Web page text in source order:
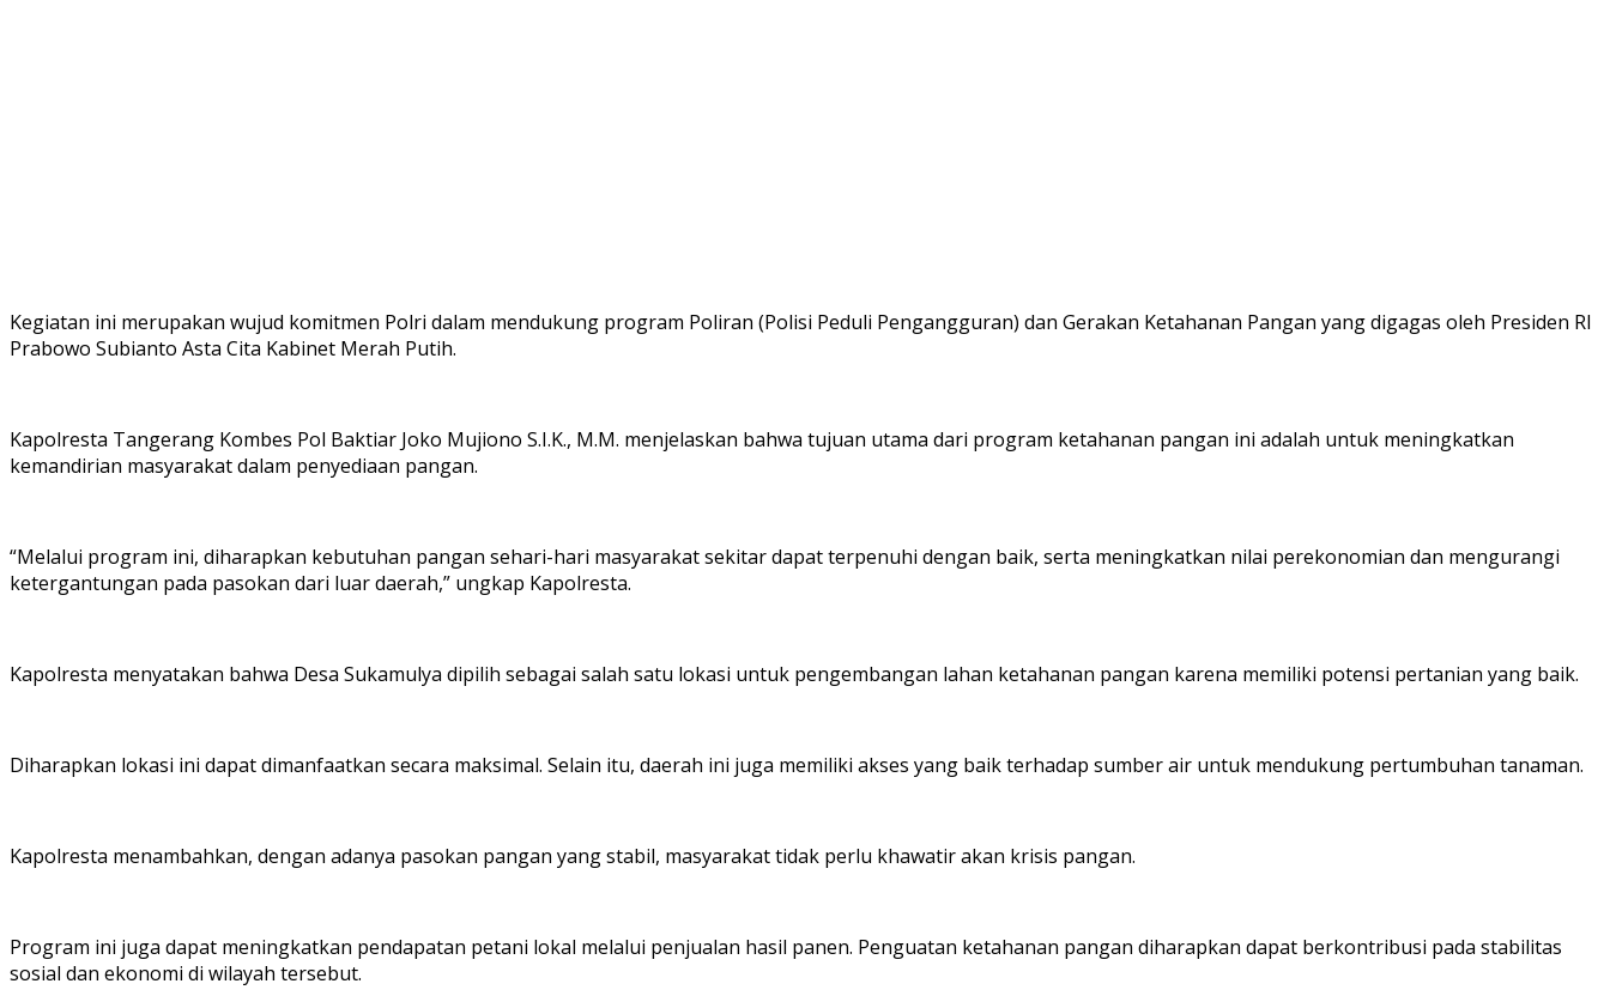
Kegiatan ini merupakan wujud komitmen Polri dalam mendukung program Poliran (Polisi Peduli Pengangguran) dan Gerakan Ketahanan Pangan yang digagas oleh Presiden RI
Prabowo Subianto Asta Cita Kabinet Merah Putih.
Kapolresta Tangerang Kombes Pol Baktiar Joko Mujiono S.I.K., M.M. menjelaskan bahwa tujuan utama dari program ketahanan pangan ini adalah untuk meningkatkan
kemandirian masyarakat dalam penyediaan pangan.
“Melalui program ini, diharapkan kebutuhan pangan sehari-hari masyarakat sekitar dapat terpenuhi dengan baik, serta meningkatkan nilai perekonomian dan mengurangi
ketergantungan pada pasokan dari luar daerah,” ungkap Kapolresta.
Kapolresta menyatakan bahwa Desa Sukamulya dipilih sebagai salah satu lokasi untuk pengembangan lahan ketahanan pangan karena memiliki potensi pertanian yang baik.
Diharapkan lokasi ini dapat dimanfaatkan secara maksimal. Selain itu, daerah ini juga memiliki akses yang baik terhadap sumber air untuk mendukung pertumbuhan tanaman.
Kapolresta menambahkan, dengan adanya pasokan pangan yang stabil, masyarakat tidak perlu khawatir akan krisis pangan.
Program ini juga dapat meningkatkan pendapatan petani lokal melalui penjualan hasil panen. Penguatan ketahanan pangan diharapkan dapat berkontribusi pada stabilitas
sosial dan ekonomi di wilayah tersebut.